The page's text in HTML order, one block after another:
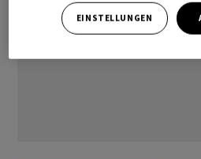
EINSTELLUNGEN